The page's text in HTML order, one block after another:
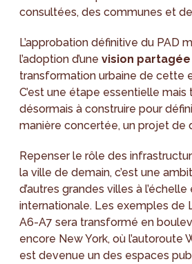
consultées, des communes et
L’approbation définitive du PAD
l’adoption d’unevision partagée
transformation urbaine de cette
C’est une étape essentielle mais
désormais à construire pour
manière concertée, un projet de
Repenser le rôle des
la ville de demain, c’est une
d’autres grandes villes à
internationale. Les exemples de
A6-A7 sera transformé en
encore New York, où l’autoroute
est devenue un des espaces